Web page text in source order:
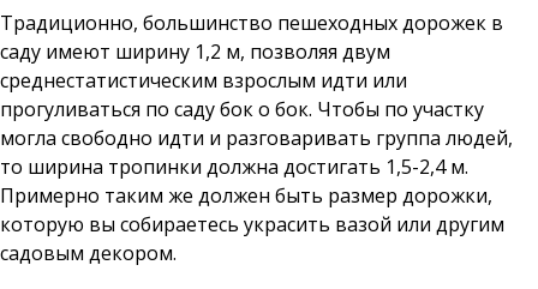
Традиционно, большинство пешеходных дорожек в
саду имеют ширину 1,2 м, позволяя двум
среднестатистическим взрослым идти или
прогуливаться по саду бок о бок. Чтобы по участку
могла свободно идти и разговаривать группа людей,
то ширина тропинки должна достигать 1,5-2,4 м.
Примерно таким же должен быть размер дорожки,
которую вы собираетесь украсить вазой или другим
садовым декором.